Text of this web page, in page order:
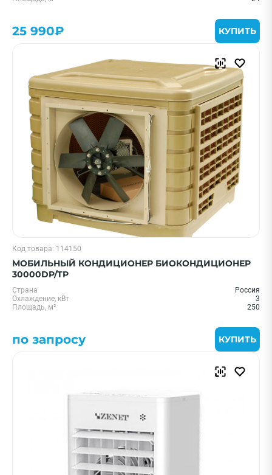
25 990₽ КУПИТЬ
Код товара: 114150
МОБИЛЬНЫЙ КОНДИЦИОНЕР БИОКОНДИЦИОНЕР
30000DP/TP
Страна
Россия
Охлаждение, кВт
3
Площадь, м²
250
по запросу КУПИТЬ